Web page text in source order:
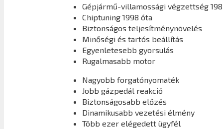
Gépjármű-villamossági végzettség
Chiptuning 1998 óta
Biztonságos teljesítménynövelés
Minőségi és tartós beállítás
Egyenletesebb gyorsulás
Rugalmasabb motor
Nagyobb forgatónyomaték
Jobb gázpedál reakció
Biztonságosabb előzés
Dinamikusabb vezetési élmény
Több ezer elégedett ügyfél